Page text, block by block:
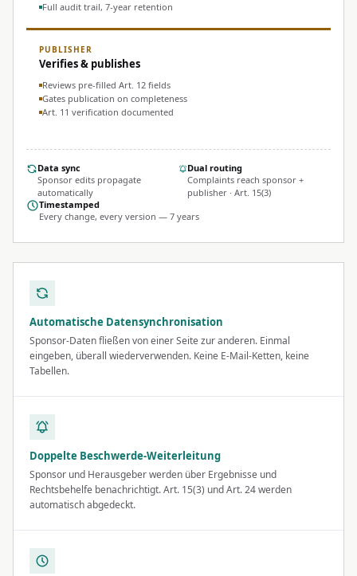
Full audit trail, 7-year retention
PUBLISHER
Verifies & publishes
Reviews pre-filled Art. 12 fields
Gates publication on completeness
Art. 11 verification documented
Data sync
Sponsor edits propagate
automatically
Dual routing
Complaints reach sponsor +
publisher · Art. 15(3)
Timestamped
Every change, every version — 7 years
Automatische Datensynchronisation
Sponsor-Daten fließen von einer Seite zur anderen. Einmal
eingeben, überall wiederverwenden. Keine E-Mail-Ketten, keine
Tabellen.
Doppelte Beschwerde-Weiterleitung
Sponsor und Herausgeber werden über Ergebnisse und
Rechtsbehelfe benachrichtigt. Art. 15(3) und Art. 24 werden
automatisch abgedeckt.